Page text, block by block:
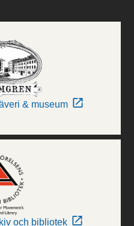
& museum
och bibliotek